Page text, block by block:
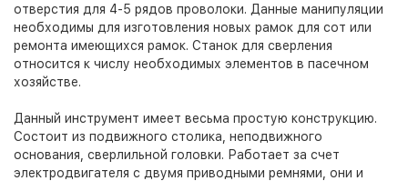
отверстия для 4-5 рядов проволоки. Данные манипуляции
необходимы для изготовления новых рамок для сот или
ремонта имеющихся рамок. Станок для сверления
относится к числу необходимых элементов в пасечном
хозяйстве.
Данный инструмент имеет весьма простую конструкцию.
Состоит из подвижного столика, неподвижного
основания, сверлильной головки. Работает за счет
электродвигателя с двумя приводными ремнями, они и